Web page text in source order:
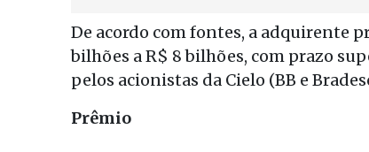
De acordo com fontes, a adquirente
bilhões a R$ 8 bilhões, com prazo
pelos acionistas da Cielo (BB e
Prêmio